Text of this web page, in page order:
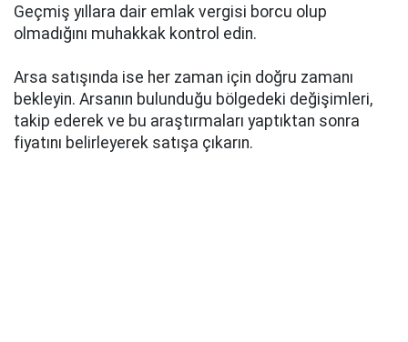
Geçmiş yıllara dair emlak vergisi borcu olup
olmadığını muhakkak kontrol edin.
Arsa satışında ise her zaman için doğru zamanı
bekleyin. Arsanın bulunduğu bölgedeki değişimleri,
takip ederek ve bu araştırmaları yaptıktan sonra
fiyatını belirleyerek satışa çıkarın.